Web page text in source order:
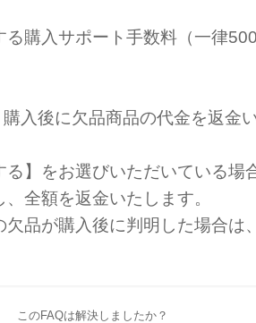
る購入サポート手数料（一律
入後に欠品商品の代金を返金い
る】をお選びいただいている場
全額を返金いたします。
品が購入後に判明した場合は
このFAQは解決しましたか？